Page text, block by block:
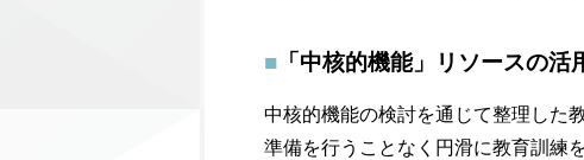
■ 「中核的機能」リソースの活
中核的機能の検討を通じて整理した
準備を行うことなく円滑に教育訓練